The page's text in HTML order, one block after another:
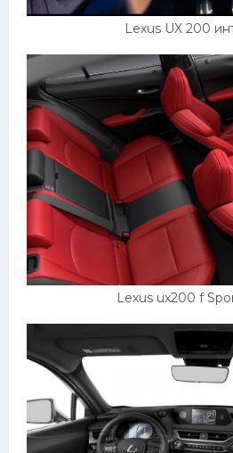
Lexus UX 200
Lexus ux200 f